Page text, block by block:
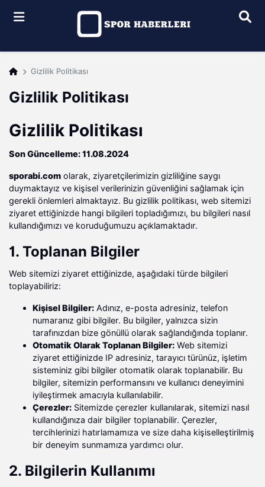
Arama
Gizlilik Politikası
Gizlilik Politikası
Gizlilik Politikası
Son Güncelleme: 11.08.2024
sporabi.com olarak, ziyaretçilerimizin gizliliğine saygı
duymaktayız ve kişisel verilerinizin güvenliğini sağlamak için
gerekli önlemleri almaktayız. Bu gizlilik politikası, web sitemizi
ziyaret ettiğinizde hangi bilgileri topladığımızı, bu bilgileri nasıl
kullandığımızı ve koruduğumuzu açıklamaktadır.
1. Toplanan Bilgiler
Web sitemizi ziyaret ettiğinizde, aşağıdaki türde bilgileri
toplayabiliriz:
Kişisel Bilgiler: Adınız, e-posta adresiniz, telefon
numaranız gibi bilgiler. Bu bilgiler, yalnızca sizin
tarafınızdan bize gönüllü olarak sağlandığında toplanır.
Otomatik Olarak Toplanan Bilgiler: Web sitemizi
ziyaret ettiğinizde IP adresiniz, tarayıcı türünüz, işletim
sisteminiz gibi bilgiler otomatik olarak toplanabilir. Bu
bilgiler, sitemizin performansını ve kullanıcı deneyimini
iyileştirmek amacıyla kullanılabilir.
Çerezler: Sitemizde çerezler kullanılarak, sitemizi nasıl
kullandığınıza dair bilgiler toplanabilir. Çerezler,
tercihlerinizi hatırlamamıza ve size daha kişiselleştirilmiş
bir deneyim sunmamıza yardımcı olur.
2. Bilgilerin Kullanımı